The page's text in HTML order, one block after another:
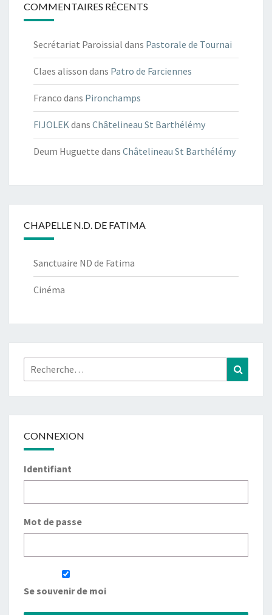
COMMENTAIRES RÉCENTS
Secrétariat Paroissial dans Pastorale de Tournai
Claes alisson dans Patro de Farciennes
Franco dans Pironchamps
FIJOLEKdans Châtelineau St Barthélémy
Deum Huguette dans Châtelineau St Barthélémy
CHAPELLE N.D. DE FATIMA
Sanctuaire ND de Fatima
Cinéma
Rechercher :
CONNEXION
Identifiant
Mot de passe
Se souvenir de moi